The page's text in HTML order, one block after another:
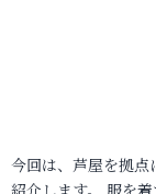
今回は、芦屋を拠点
紹介します。 服を